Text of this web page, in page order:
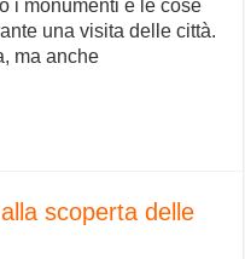
i monumenti e le cose
una visita delle città.
ma anche
scoperta delle